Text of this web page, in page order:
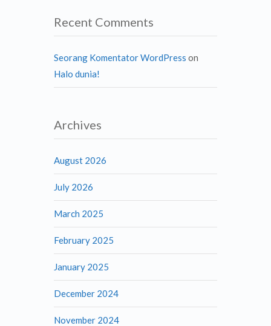
Recent Comments
Seorang Komentator WordPress on
Halo dunia!
Archives
August 2026
July 2026
March 2025
February 2025
January 2025
December 2024
November 2024